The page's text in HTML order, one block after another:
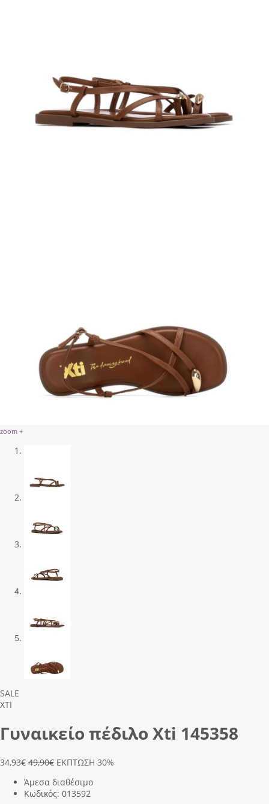
zoom +
Previous
Next
SALE
XTI
Γυναικείο πέδιλο Xti 145358
34,93€ 49,90€ ΕΚΠΤΩΣΗ 30%
Άμεσα διαθέσιμο
Κωδικός: 013592